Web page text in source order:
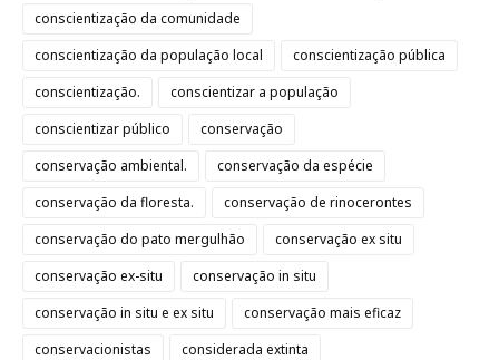
conscientização da comunidade
conscientização da população local
conscientização pública
conscientização.
conscientizar a população
conscientizar público
conservação
conservação ambiental.
conservação da espécie
conservação da floresta.
conservação de rinocerontes
conservação do pato mergulhão
conservação ex situ
conservação ex-situ
conservação in situ
conservação in situ e ex situ
conservação mais eficaz
conservacionistas
considerada extinta